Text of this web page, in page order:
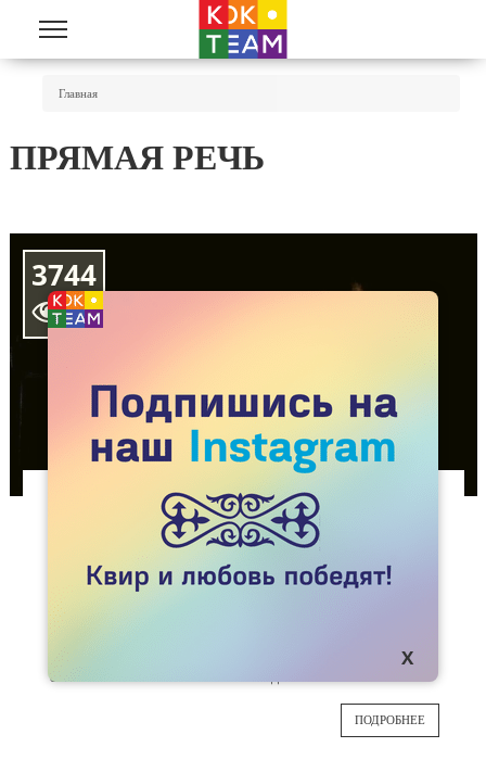
Перейти к основному содержанию
Главная
ПРЯМАЯ РЕЧЬ
3744

РИШАР В «КОКТЕМЕ»
01
Ему было под сорок, когда мы познакомились.
парижских барах, разговаривали по ночам на
балконе и плакали вместе с Миядзаки.
ПОДРОБНЕЕ